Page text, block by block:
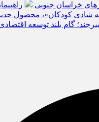
راهپیمایی باشکوه ۱۳ آبان در
شادی کودکان»، محصول
گام بلند توسعه